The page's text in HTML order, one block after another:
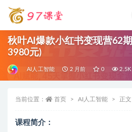
秋叶AI爆款小红书变现营62
3980元)
AI人工智能 2 月前 0 2.5K
当前位置： 首页 AI人工智能 正文
课程简介：